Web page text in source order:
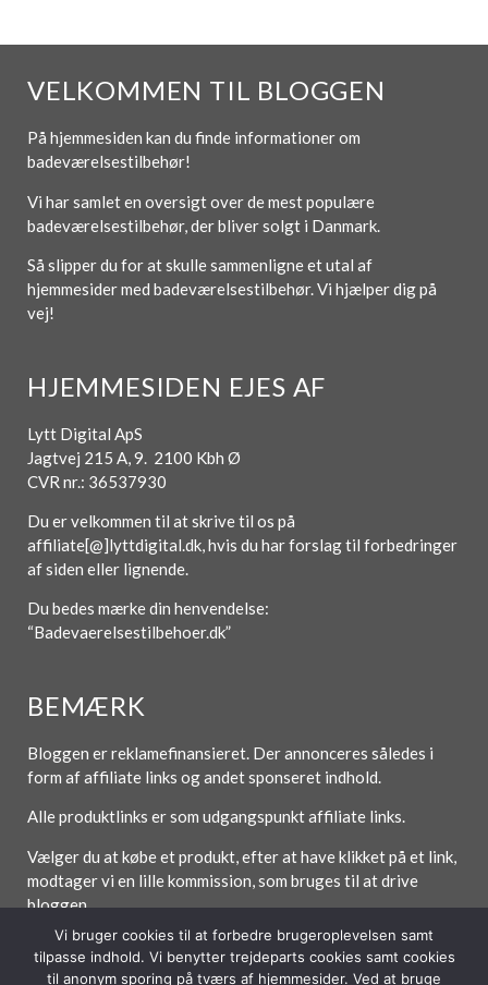
VELKOMMEN TIL BLOGGEN
På hjemmesiden kan du finde informationer om
badeværelsestilbehør!
Vi har samlet en oversigt over de mest populære
badeværelsestilbehør, der bliver solgt i Danmark.
Så slipper du for at skulle sammenligne et utal af
hjemmesider med badeværelsestilbehør. Vi hjælper dig på
vej!
HJEMMESIDEN EJES AF
Lytt Digital ApS
Jagtvej 215 A, 9. 2100 Kbh Ø
CVR nr.: 36537930
Du er velkommen til at skrive til os på
affiliate[@]lyttdigital.dk, hvis du har forslag til forbedringer
af siden eller lignende.
Du bedes mærke din henvendelse:
“Badevaerelsestilbehoer.dk”
BEMÆRK
Bloggen er reklamefinansieret. Der annonceres således i
form af affiliate links og andet sponseret indhold.
Alle produktlinks er som udgangspunkt affiliate links.
Vælger du at købe et produkt, efter at have klikket på et link,
modtager vi en lille kommission, som bruges til at drive
bloggen.
Vi bruger cookies til at forbedre brugeroplevelsen samt
tilpasse indhold. Vi benytter trejdeparts cookies samt cookies
til anonym sporing på tværs af hjemmesider. Ved at bruge